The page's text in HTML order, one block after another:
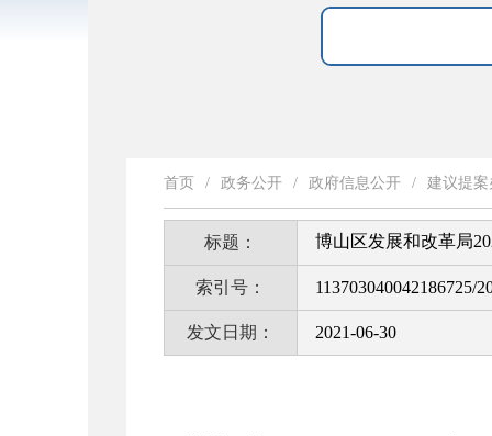
首页 / 政务公开 / 政府信息公开 / 建议提案
标题： 博山区发展和改革局
索引号： 113703040042186725/
发文日期： 2021-06-30